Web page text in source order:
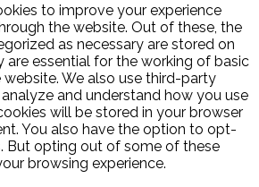
to improve your experience
the website. Out of these, the
as necessary are stored on
are essential for the working of basic
We also use third-party
and understand how you use
will be stored in your browser
You also have the option to opt-
But opting out of some of these
browsing experience.